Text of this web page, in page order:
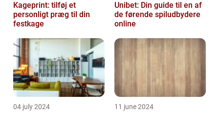
Kageprint: tilføj et
personligt præg til din
festkage
Unibet: Din guide til en af
de førende spiludbydere
online
04 july 2024 11 june 2024